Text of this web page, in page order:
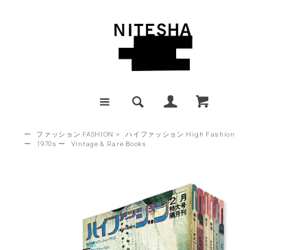
ー ファッション FASHION >
ハイファッション High Fashion
ー
1970s ー Vintage & Rare Books